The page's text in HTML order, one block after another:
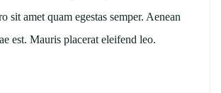
sit amet quam egestas semper. Aenean
est. Mauris placerat eleifend leo.